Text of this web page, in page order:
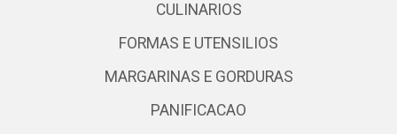
CULINARIOS
FORMAS E UTENSILIOS
MARGARINAS E GORDURAS
PANIFICACAO